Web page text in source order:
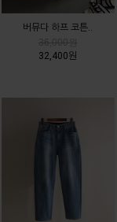
버뮤다 하프 코튼..
32,400원